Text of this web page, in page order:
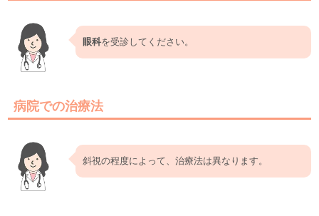
眼科を受診してください。
病院での治療法
斜視の程度によって、治療法は異なります。